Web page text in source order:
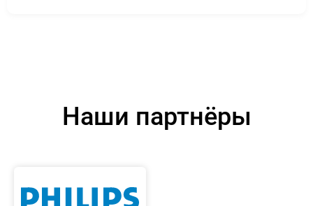
Наши партнёры